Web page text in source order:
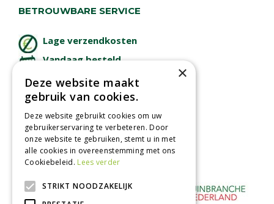
BETROUWBARE SERVICE
Lage verzendkosten
Vandaag besteld
Afhalen in tuincentrum
Betaal veilig
met iDeal - Wero
×
Deze website maakt
gebruik van cookies.
Deze website gebruikt cookies om uw
gebruikerservaring te verbeteren. Door
onze website te gebruiken, stemt u in met
alle cookies in overeenstemming met ons
Cookiebeleid. Lees verder
STRIKT NOODZAKELIJK